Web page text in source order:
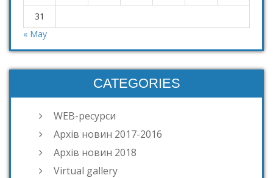
31
« May
CATEGORIES
WEB-ресурси
Архів новин 2017-2016
Архів новин 2018
Virtual gallery